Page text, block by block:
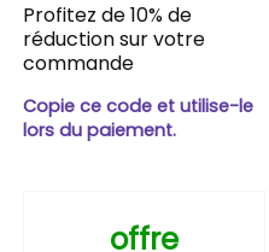
Profitez de 10% de
réduction sur votre
commande
Copie ce code et utilise-le
lors du paiement.
offre